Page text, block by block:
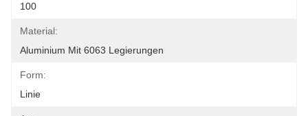
100
Material:
Aluminium Mit 6063 Legierungen
Form:
Linie